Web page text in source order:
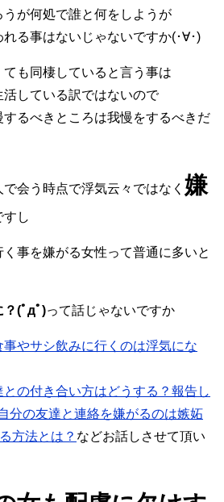
が何処で誰と何をしようが
る事はないじゃないですか(･∀･)
も同棲していると言う事は
している訳ではないので
るべきところは我慢をするべきだ
会う時点で浮気云々ではなく 嫌
すし
事を嫌がる女性って普通に多いと
？(ﾟдﾟ)って話じゃないですか
やサシ飲みに行くのは浮気にな
の付き合い方はどうする？報告し
分の友達と連絡を嫌がるのは嫉妬
方法とは？ などお話しさせて頂い